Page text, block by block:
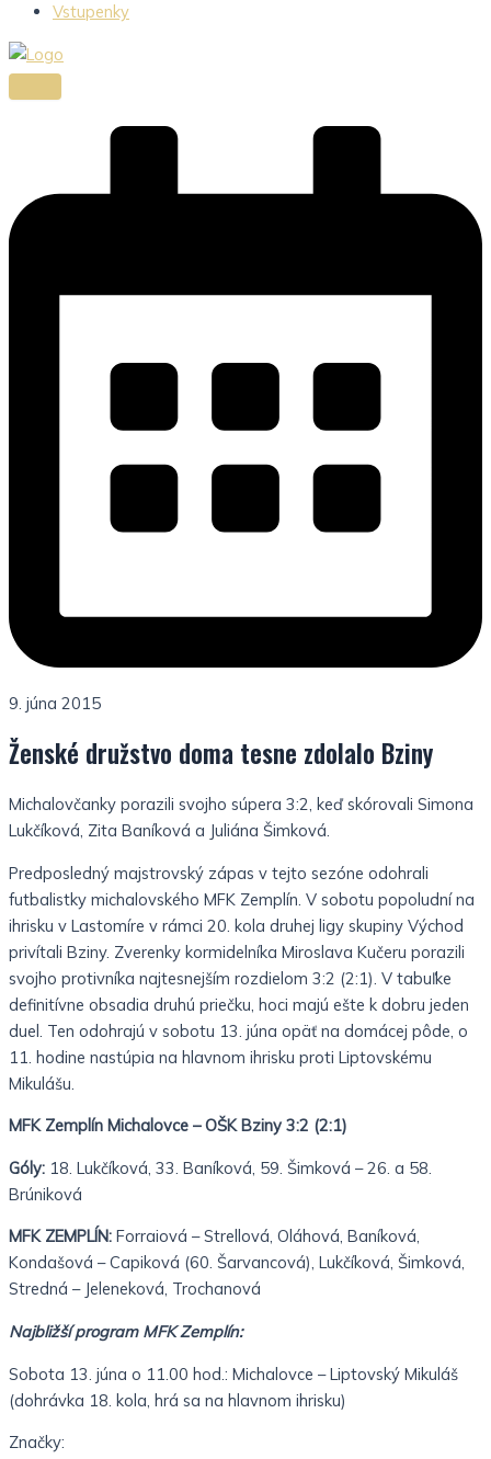
Vstupenky
9. júna 2015
Ženské družstvo doma tesne zdolalo Bziny
Michalovčanky porazili svojho súpera 3:2, keď skórovali Simona
Lukčíková, Zita Baníková a Juliána Šimková.
Predposledný majstrovský zápas v tejto sezóne odohrali
futbalistky michalovského MFK Zemplín. V sobotu popoludní na
ihrisku v Lastomíre v rámci 20. kola druhej ligy skupiny Východ
privítali Bziny. Zverenky kormidelníka Miroslava Kučeru porazili
svojho protivníka najtesnejším rozdielom 3:2 (2:1). V tabuľke
definitívne obsadia druhú priečku, hoci majú ešte k dobru jeden
duel. Ten odohrajú v sobotu 13. júna opäť na domácej pôde, o
11. hodine nastúpia na hlavnom ihrisku proti Liptovskému
Mikulášu.
MFK Zemplín Michalovce – OŠK Bziny 3:2 (2:1)
Góly: 18. Lukčíková, 33. Baníková, 59. Šimková – 26. a 58.
Brúniková
MFK ZEMPLÍN: Forraiová – Strellová, Oláhová, Baníková,
Kondašová – Capiková (60. Šarvancová), Lukčíková, Šimková,
Stredná – Jeleneková, Trochanová
Najbližší program MFK Zemplín:
Sobota 13. júna o 11.00 hod.: Michalovce – Liptovský Mikuláš
(dohrávka 18. kola, hrá sa na hlavnom ihrisku)
Značky: